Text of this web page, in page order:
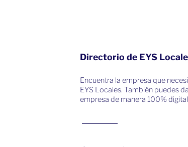
Directorio de EYS
Encuentra la empresa que
EYS Locales. También puedes
empresa de manera 100% digital